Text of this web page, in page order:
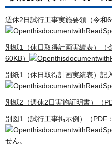
週休2日試行工事実施要領（令和
別紙1（休日取得計画実績表）（
60KB）
別紙1（休日取得計画実績表）記
別紙2（週休2日実施証明書）（
別図1（試行工事掲示例）（PDF
せん。